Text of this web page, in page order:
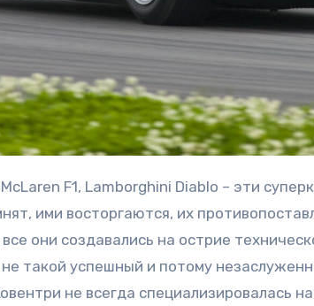
ими восторгаются, их
они создавались на острие
такой успешный и потому
не всегда специализировалась